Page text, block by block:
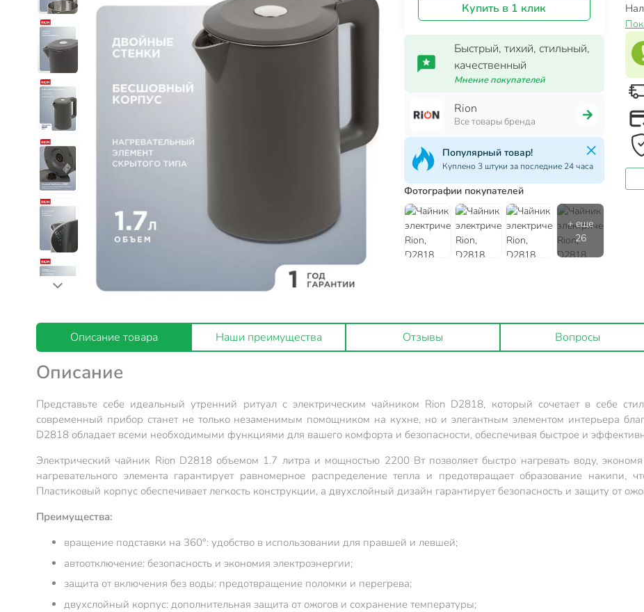
Купить в 1 клик
Быстрый, тихий, стильный,
качественный
Мнение покупателей
Rion
Все товары бренда
Популярный товар!
Куплено 3 штуки за последние 24 часа
Фотографии покупателей
Описание товара Наши преимущества Отзывы Вопросы
Описание
Представьте себе идеальный утренний ритуал с электрическим чайником Rion D2818, который сочетает в себе
современный прибор станет не только незаменимым помощником на кухне, но и элегантным элементом интерьера
D2818 обладает всеми необходимыми функциями для вашего комфорта и безопасности, обеспечивая быстрое и
Электрический чайник Rion D2818 объемом 1.7 литра и мощностью 2200 Вт позволяет быстро нагревать воду,
нагревательного элемента гарантирует равномерное распределение тепла и предотвращает образование накипи,
Пластиковый корпус обеспечивает легкость конструкции, а двухслойный дизайн гарантирует безопасность и защиту от
Преимущества:
вращение подставки на 360°: удобство в использовании для правшей и левшей;
автоотключение: безопасность и экономия электроэнергии;
защита от включения без воды: предотвращение поломки и перегрева;
двухслойный корпус: дополнительная защита от ожогов и сохранение температуры;